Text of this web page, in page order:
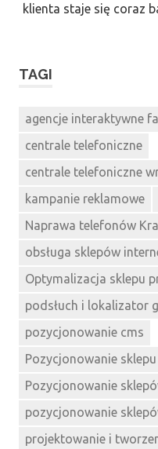
klienta staje się coraz
TAGI
agencje interaktywne
centrale telefoniczne
centrale telefoniczne
kampanie reklamowe
Naprawa telefonów
obsługa sklepów
Optymalizacja sklepu
podsłuch i lokalizator
pozycjonowanie cms
Pozycjonowanie
Pozycjonowanie
pozycjonowanie
projektowanie i